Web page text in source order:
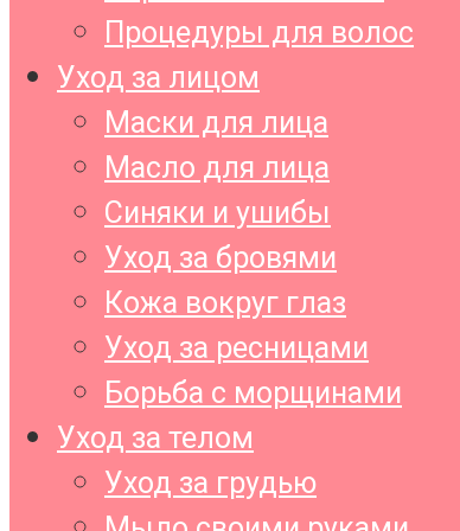
Процедуры для волос
Уход за лицом
Маски для лица
Масло для лица
Синяки и ушибы
Уход за бровями
Кожа вокруг глаз
Уход за ресницами
Борьба с морщинами
Уход за телом
Уход за грудью